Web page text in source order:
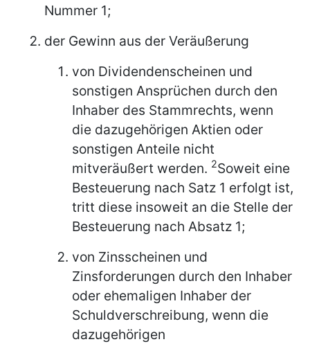
Nummer 1;
der Gewinn aus der Veräußerung
von Dividendenscheinen und
sonstigen Ansprüchen durch den
Inhaber des Stammrechts, wenn
die dazugehörigen Aktien oder
sonstigen Anteile nicht
mitveräußert werden. 2Soweit eine
Besteuerung nach Satz 1 erfolgt ist,
tritt diese insoweit an die Stelle der
Besteuerung nach Absatz 1;
von Zinsscheinen und
Zinsforderungen durch den Inhaber
oder ehemaligen Inhaber der
Schuldverschreibung, wenn die
dazugehörigen